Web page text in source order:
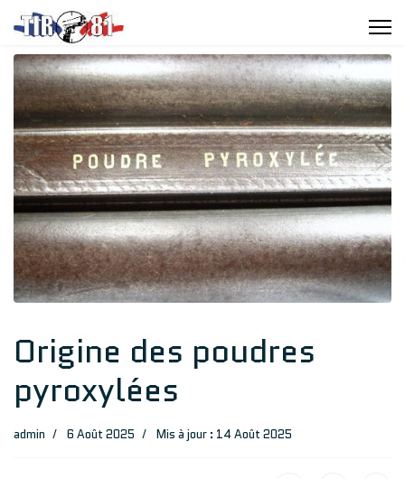
Origine des poudres
pyroxylées
admin 6 Août 2025 Mis à jour : 14 Août 2025